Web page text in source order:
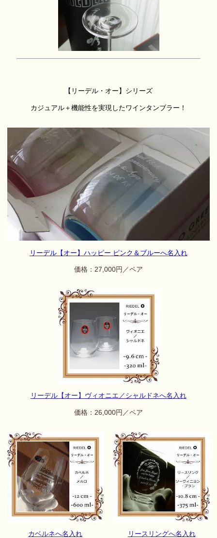
【リーデル・オー】シリーズ
カジュアル＋機能性を実現したワインタンブラー！
リーデル【オー】ハッピー ピンク＆ブルーへ名入れ
価格：27,000円／ペア
リーデル【オー】ヴィオニエ／シャルドネへ名入れ
価格：26 ,000円／ペア
カベルネへ名入れ リースリングへ名入れ